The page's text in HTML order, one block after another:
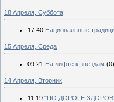
18 Апреля, Суббота
17:40 Национальные
15 Апреля, Среда
09:21 На лифте к звездам (0)
14 Апреля, Вторник
11:19 "ПО ДОРОГЕ